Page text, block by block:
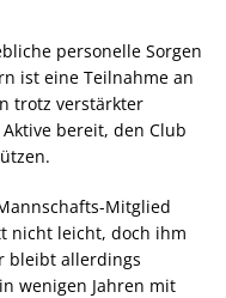
personelle Sorgen
ist eine Teilnahme an
trotz verstärkter
bereit, den Club
Mitglied
nicht leicht, doch ihm
bleibt allerdings
wenigen Jahren mit